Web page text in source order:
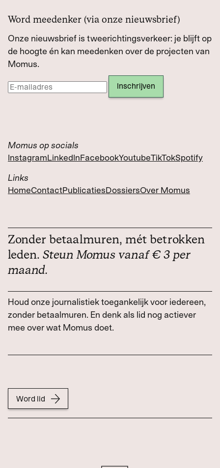
Zonder betaalmuren, mét betrokken
leden. Steun Momus vanaf € 3 per
maand.
Houd onze journalistiek toegankelijk voor iedereen,
zonder betaalmuren. En denk als lid nog actiever
mee over wat Momus doet.
Word lid
Word meedenker (via onze nieuwsbrief)
Onze nieuwsbrief is tweerichtingsverkeer: je blijft op
de hoogte én kan meedenken over de projecten van
Momus.
Momus op socials
InstagramLinkedInFacebookYoutubeTikTokSpotify
Links
HomeContactPublicatiesDossiersOver Momus